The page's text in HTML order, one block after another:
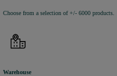
Choose from a selection of +/- 6000 products.
Warehouse